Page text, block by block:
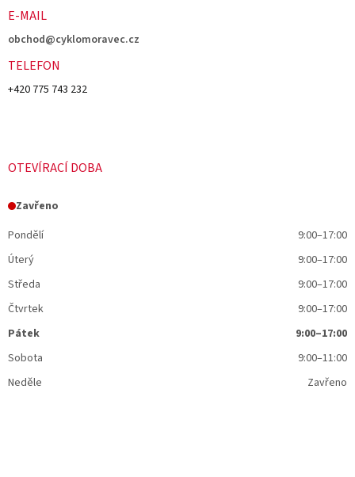
E-MAIL
obchod@cyklomoravec.cz
TELEFON
+420 775 743 232
OTEVÍRACÍ DOBA
Zavřeno
Pondělí
9:00–17:00
Úterý
9:00–17:00
Středa
9:00–17:00
Čtvrtek
9:00–17:00
Pátek
9:00–17:00
Sobota
9:00–11:00
Neděle
Zavřeno